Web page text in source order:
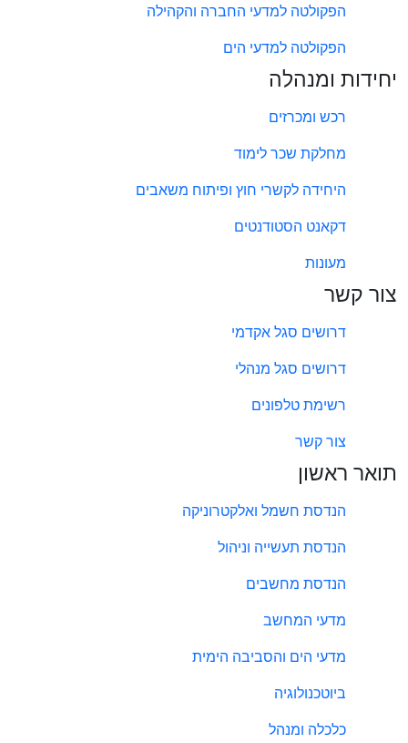
הפקולטה למדעי החברה והקהילה
הפקולטה למדעי הים
יחידות ומנהלה
רכש ומכרזים
מחלקת שכר לימוד
היחידה לקשרי חוץ ופיתוח משאבים
דקאנט הסטודנטים
מעונות
צור קשר
דרושים סגל אקדמי
דרושים סגל מנהלי
רשימת טלפונים
צור קשר
תואר ראשון
הנדסת חשמל ואלקטרוניקה
הנדסת תעשייה וניהול
הנדסת מחשבים
מדעי המחשב
מדעי הים והסביבה הימית
ביוטכנולוגיה
כלכלה ומנהל